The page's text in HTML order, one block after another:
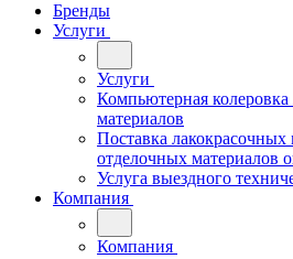
Бренды
Услуги
Услуги
Компьютерная
материалов
Поставка лакокрасочных
отделочных материалов
Услуга выездного
Компания
Компания